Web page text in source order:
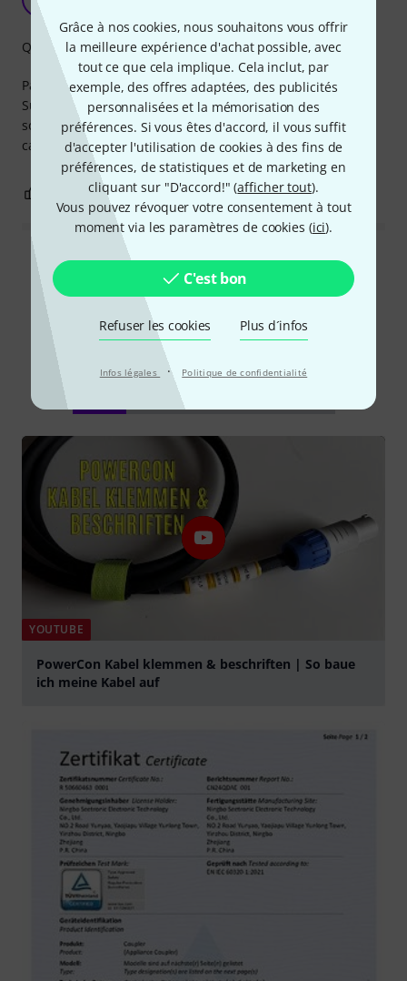
Grâce à nos cookies, nous souhaitons vous offrir
la meilleure expérience d'achat possible, avec
tout ce que cela implique. Cela inclut, par
exemple, des offres adaptées, des publicités
personnalisées et la mémorisation des
préférences. Si vous êtes d'accord, il vous suffit
d'accepter l'utilisation de cookies à des fins de
préférences, de statistiques et de marketing en
cliquant sur "D'accord!" (afficher tout).
Vous pouvez révoquer votre consentement à tout
moment via les paramètres de cookies (ici).
C'est bon
Refuser les cookies Plus d´infos
Infos légales · Politique de confidentialité
Parfait!
Super pratique à utiliser, les branchements sont top et la
soudure est facile comme les fiches ne sont pas trop
cachées. Fait vraiment bien le travail.
Qualité de fabrication
0 SIGNALER L'ÉVALUATION
Lire toutes les évaluations
Le saviez-vous?
Vidéos
YOUTUBE
PowerCon Kabel klemmen & beschriften | So baue
ich meine Kabel auf